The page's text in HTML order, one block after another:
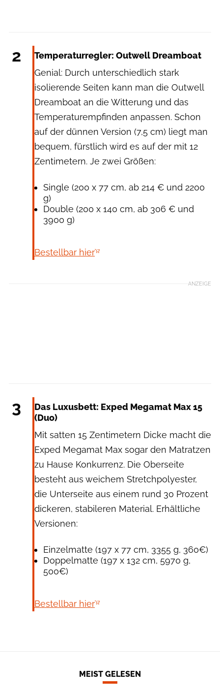
2
Temperaturregler: Outwell Dreamboat​
Genial: Durch unterschiedlich stark
isolierende Seiten kann man die Outwell
Dreamboat an die Witterung und das
Temperaturempfinden anpassen. Schon
auf der dünnen Version (7,5 cm) liegt man
bequem, fürstlich wird es auf der mit 12
Zentimetern. Je zwei Größen:
Single (200 x 77 cm, ab 214 € und 2200
g)
Double (200 x 140 cm, ab 306 € und
3900 g)
Bestellbar hier
ANZEIGE
3
Das Luxusbett: Exped Megamat Max 15
(Duo)​
Mit satten 15 Zentimetern Dicke macht die
Exped Megamat Max sogar den Matratzen
zu Hause Konkurrenz. Die Oberseite
besteht aus weichem Stretchpolyester,
die Unterseite aus einem rund 30 Prozent
dickeren, stabileren Material. Erhältliche
Versionen:
Einzelmatte (197 x 77 cm, 3355 g, 360€)
Doppelmatte (197 x 132 cm, 5970 g,
500€)
Bestellbar hier
MEIST GELESEN